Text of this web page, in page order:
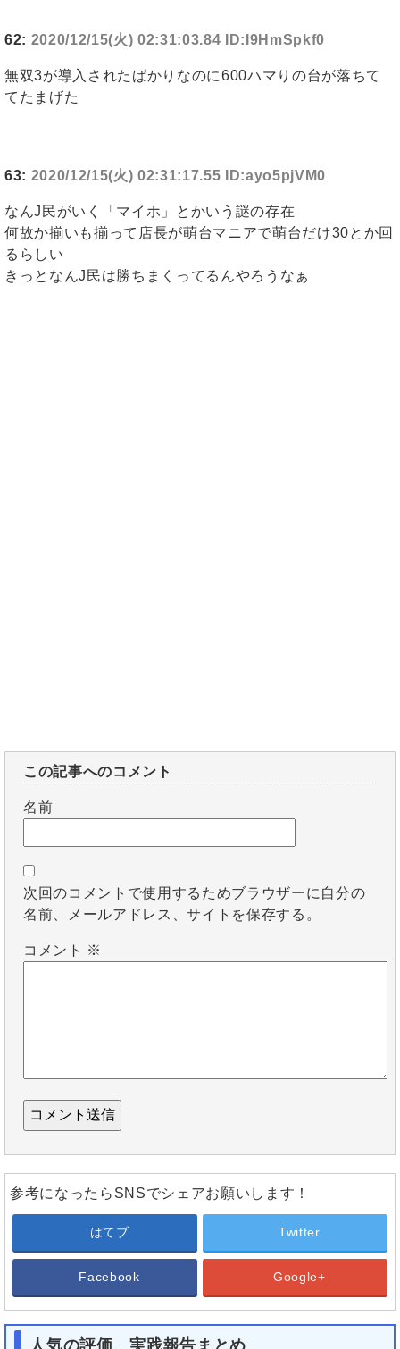
62: 2020/12/15(火) 02:31:03.84 ID:I9HmSpkf0
無双3が導入されたばかりなのに600ハマりの台が落ちて
てたまげた
63: 2020/12/15(火) 02:31:17.55 ID:ayo5pjVM0
なんJ民がいく「マイホ」とかいう謎の存在
何故か揃いも揃って店長が萌台マニアで萌台だけ30とか回
るらしい
きっとなんJ民は勝ちまくってるんやろうなぁ
この記事へのコメント
名前
次回のコメントで使用するためブラウザーに自分の
名前、メールアドレス、サイトを保存する。
コメント ※
参考になったらSNSでシェアお願いします！
はてブ Twitter
Facebook Google+
人気の評価、実践報告まとめ